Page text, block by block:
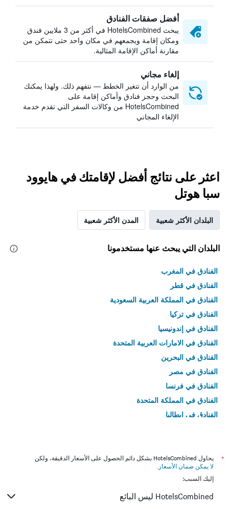
أفضل صفقات الفنادق
يبحث HotelsCombined في أكثر من 3 ملايين فندق
ومكان إقامة ويجمعهم في مكان واحد حتى تتمكن من
مقارنة أماكن الإقامة المثالية.
إلغاء مجاني
من الوارد أن تتغير الخطط — نتفهم ذلك. ولهذا يمكنك
البحث وحجز فنادق وأماكن إقامة على
HotelsCombined من وكالات السفر التي تقدم خدمة
الإلغاء المجاني
اعثر على نتائج أفضل لإقامتك في هايوود
سبا هوتل
البلدان الأكثر شعبية المدن الأكثر شعبية
البلدان التي يبحث عنها مستخدمونا
الفنادق في المغرب
الفنادق في قطر
الفنادق في المملكة العربية السعودية
الفنادق في تركيا
الفنادق في إندونيسيا
الفنادق في الامارات العربية المتحدة
الفنادق في البحرين
الفنادق في مصر
الفنادق في فرنسا
الفنادق في المملكة المتحدة
الفنادق في إيطاليا
*
يحاول HotelsCombined بشكل دائم الحصول على الأسعار الدقيقة، ولكن
لا يمكن ضمان الأسعار .
إليك السبب:
HotelsCombined ليس البائع